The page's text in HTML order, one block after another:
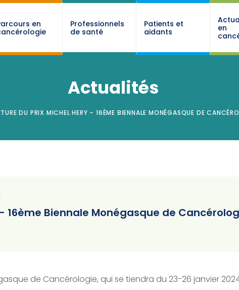
en
Professionnels
de santé
Patients et
aidants
en
Actualités
DU PRIX MICHEL HERY – 16ÈME BIENNALE MONÉGASQUE DE
16ème Biennale Monégasque de
de Cancérologie, qui se tiendra du 23-26 janvier